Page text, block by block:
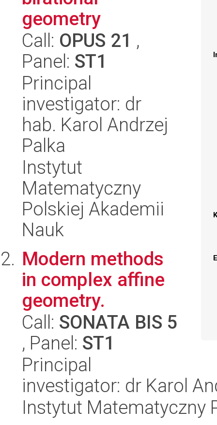
geometry
Call: OPUS 21 ,
Panel: ST1
Principal
investigator: dr
hab. Karol Andrzej
Palka
Instytut
Matematyczny
Polskiej Akademii
Nauk
Modern methods
in complex affine
geometry.
Call: SONATA BIS 5
, Panel: ST1
Principal
investigator: dr Karol
Instytut Matematyczny